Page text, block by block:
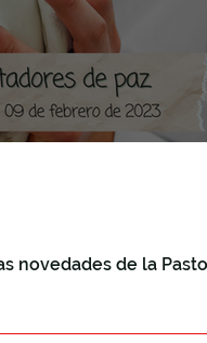
novedades de la